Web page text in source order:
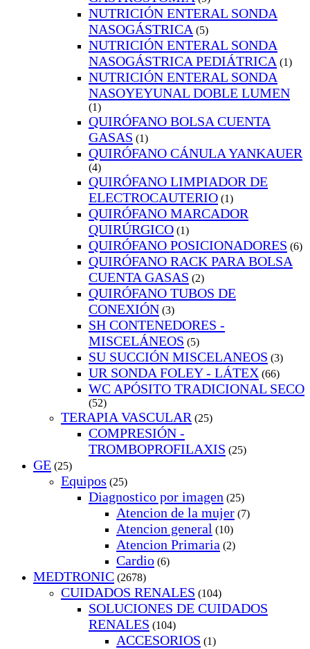
NUTRICIÓN ENTERAL SONDA
NASOGÁSTRICA (5)
NUTRICIÓN ENTERAL SONDA
NASOGÁSTRICA PEDIÁTRICA (1)
NUTRICIÓN ENTERAL SONDA
NASOYEYUNAL DOBLE LUMEN
(1)
QUIRÓFANO BOLSA CUENTA
GASAS (1)
QUIRÓFANO CÁNULA YANKAUER
(4)
QUIRÓFANO LIMPIADOR DE
ELECTROCAUTERIO (1)
QUIRÓFANO MARCADOR
QUIRÚRGICO (1)
QUIRÓFANO POSICIONADORES (6)
QUIRÓFANO RACK PARA BOLSA
CUENTA GASAS (2)
QUIRÓFANO TUBOS DE
CONEXIÓN (3)
SH CONTENEDORES -
MISCELÁNEOS (5)
SU SUCCIÓN MISCELANEOS (3)
UR SONDA FOLEY - LÁTEX (66)
WC APÓSITO TRADICIONAL SECO
(52)
TERAPIA VASCULAR (25)
COMPRESIÓN -
TROMBOPROFILAXIS (25)
GE (25)
Equipos (25)
Diagnostico por imagen (25)
Atencion de la mujer (7)
Atencion general (10)
Atencion Primaria (2)
Cardio (6)
MEDTRONIC (2678)
CUIDADOS RENALES (104)
SOLUCIONES DE CUIDADOS
RENALES (104)
ACCESORIOS (1)